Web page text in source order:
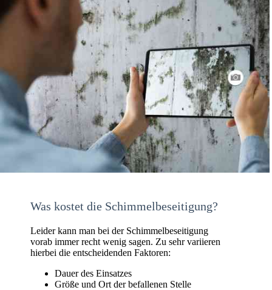
Was kostet die Schimmelbeseitigung?
Leider kann man bei der Schimmelbeseitigung
vorab immer recht wenig sagen. Zu sehr variieren
hierbei die entscheidenden Faktoren:
Dauer des Einsatzes
Größe und Ort der befallenen Stelle